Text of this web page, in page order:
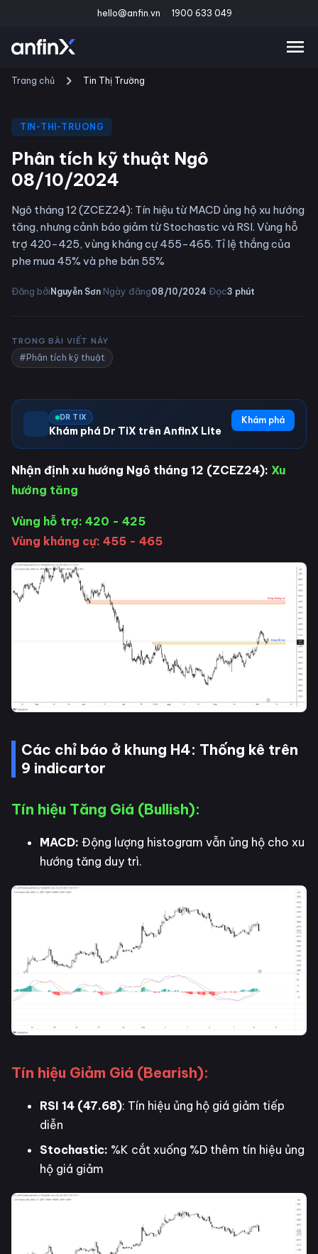
hello@anfin.vn 1900 633 049
Trang chủ Tin Thị Trường
TIN-THI-TRUONG
Phân tích kỹ thuật Ngô
08/10/2024
Ngô tháng 12 (ZCEZ24): Tín hiệu từ MACD ủng hộ xu hướng
tăng, nhưng cảnh báo giảm từ Stochastic và RSI. Vùng hỗ
trợ 420-425, vùng kháng cự 455-465. Tỉ lệ thắng của
phe mua 45% và phe bán 55%
Đăng bởiNguyễn Sơn·Ngày đăng08/10/2024·Đọc3 phút
TRONG BÀI VIẾT NÀY
#Phân tích kỹ thuật
DR TIX
Khám phá Dr TiX trên AnfinX Lite
Khám phá
Nhận định xu hướng Ngô tháng 12 (ZCEZ24): Xu
hướng tăng
Vùng hỗ trợ: 420 - 425
Vùng kháng cự: 455 - 465
Các chỉ báo ở khung H4: Thống kê trên
9 indicartor
Tín hiệu Tăng Giá (Bullish):
MACD: Động lượng histogram vẫn ủng hộ cho xu
hướng tăng duy trì.
Tín hiệu Giảm Giá (Bearish):
RSI 14 (47.68): Tín hiệu ủng hộ giá giảm tiếp
diễn
Stochastic: %K cắt xuống %D thêm tín hiệu ủng
hộ giá giảm